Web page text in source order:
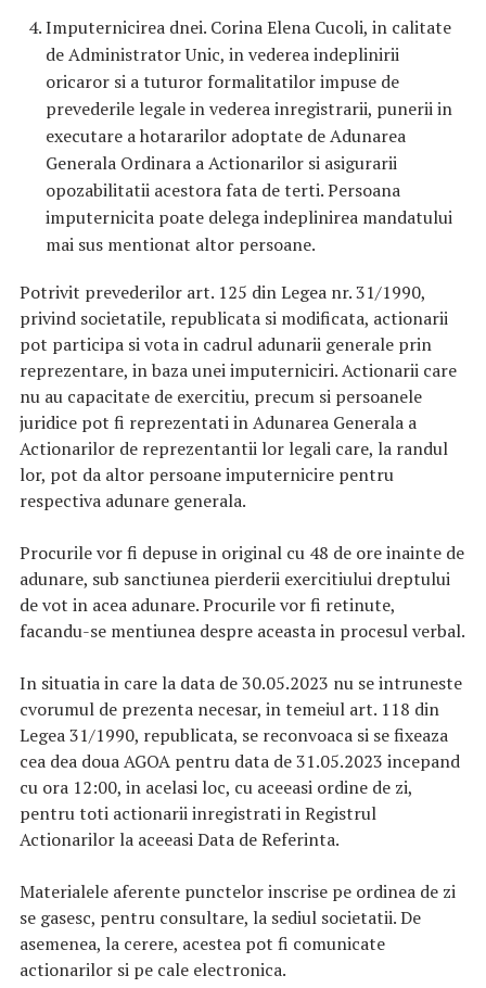
Imputernicirea dnei. Corina Elena Cucoli, in calitate
de Administrator Unic, in vederea indeplinirii
oricaror si a tuturor formalitatilor impuse de
prevederile legale in vederea inregistrarii, punerii in
executare a hotararilor adoptate de Adunarea
Generala Ordinara a Actionarilor si asigurarii
opozabilitatii acestora fata de terti. Persoana
imputernicita poate delega indeplinirea mandatului
mai sus mentionat altor persoane.
Potrivit prevederilor art. 125 din Legea nr. 31/1990,
privind societatile, republicata si modificata, actionarii
pot participa si vota in cadrul adunarii generale prin
reprezentare, in baza unei imputerniciri. Actionarii care
nu au capacitate de exercitiu, precum si persoanele
juridice pot fi reprezentati in Adunarea Generala a
Actionarilor de reprezentantii lor legali care, la randul
lor, pot da altor persoane imputernicire pentru
respectiva adunare generala.
Procurile vor fi depuse in original cu 48 de ore inainte de
adunare, sub sanctiunea pierderii exercitiului dreptului
de vot in acea adunare. Procurile vor fi retinute,
facandu-se mentiunea despre aceasta in procesul verbal.
In situatia in care la data de 30.05.2023 nu se intruneste
cvorumul de prezenta necesar, in temeiul art. 118 din
Legea 31/1990, republicata, se reconvoaca si se fixeaza
cea dea doua AGOA pentru data de 31.05.2023 incepand
cu ora 12:00, in acelasi loc, cu aceeasi ordine de zi,
pentru toti actionarii inregistrati in Registrul
Actionarilor la aceeasi Data de Referinta.
Materialele aferente punctelor inscrise pe ordinea de zi
se gasesc, pentru consultare, la sediul societatii. De
asemenea, la cerere, acestea pot fi comunicate
actionarilor si pe cale electronica.